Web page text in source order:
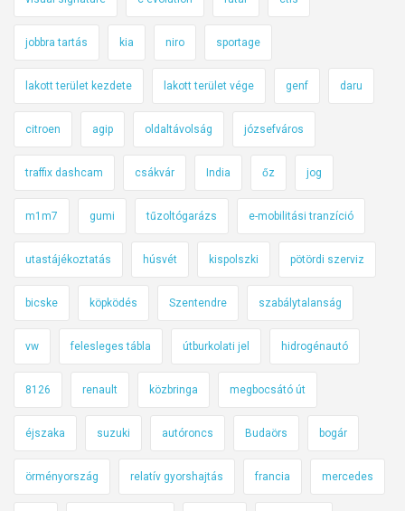
jobbra tartás kia niro sportage
lakott terület kezdete lakott terület vége genf daru
citroen agip oldaltávolság józsefváros
traffix dashcam csákvár India őz jog
m1m7 gumi tűzoltógarázs e-mobilitási tranzíció
utastájékoztatás húsvét kispolszki pötördi szerviz
bicske köpködés Szentendre szabálytalanság
vw felesleges tábla útburkolati jel hidrogénautó
8126 renault közbringa megbocsátó út
éjszaka suzuki autóroncs Budaörs bogár
örményország relatív gyorshajtás francia mercedes